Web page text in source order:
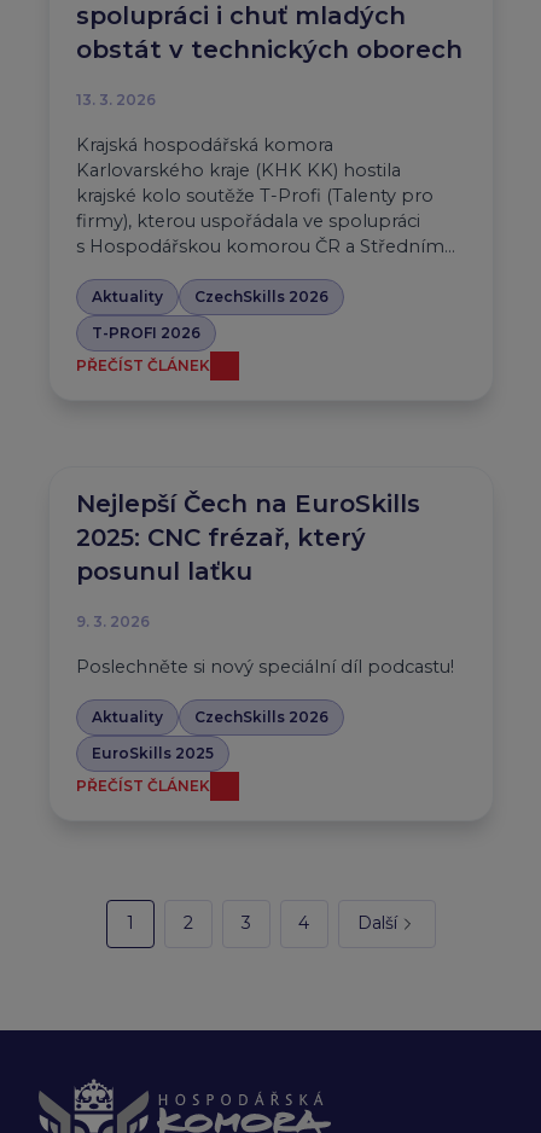
spolupráci i chuť mladých
obstát v technických oborech
13. 3. 2026
Krajská hospodářská komora
Karlovarského kraje (KHK KK) hostila
krajské kolo soutěže T-Profi (Talenty pro
firmy), kterou uspořádala ve spolupráci
s Hospodářskou komorou ČR a Středním…
Aktuality
CzechSkills 2026
T-PROFI 2026
PŘEČÍST ČLÁNEK
Nejlepší Čech na EuroSkills
2025: CNC frézař, který
posunul laťku
9. 3. 2026
Poslechněte si nový speciální díl podcastu!
Aktuality
CzechSkills 2026
EuroSkills 2025
PŘEČÍST ČLÁNEK
1 2 3 4 Další